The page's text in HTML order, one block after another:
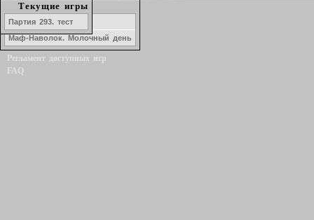
История игр
Форум
Статистика игроков
Регламент доступных игр
FAQ
Набор в игру
Озеро ЛжеКомо
Маф-Наволок. Молочный день
Текущие игры
Партия 293. тест